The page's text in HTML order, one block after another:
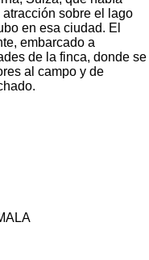
sobre el lago
en esa ciudad. El
embarcado a
de la finca, donde se
al campo y de